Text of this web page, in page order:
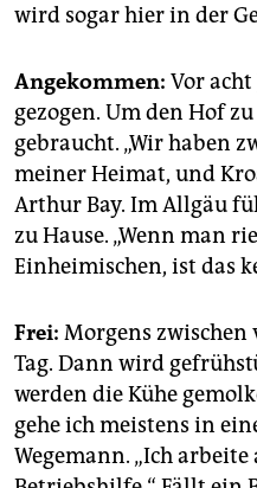
wird sogar hier in der
Angekommen: Vor
gezogen. Um den Hof
gebraucht. „Wir haben
meiner Heimat, und
Arthur Bay. Im Allgäu
zu Hause. „Wenn man
Einheimischen, ist das
Frei: Morgens
Tag. Dann wird
werden die Kühe
gehe ich meistens in
Wegemann. „Ich